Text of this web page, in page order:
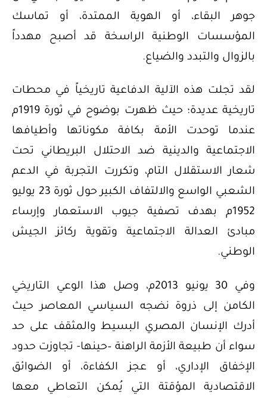
جوهر البقاء، أو الهوية الممتدة، أو تماسك
المؤسسات الوطنية الراسخة قد أصبح مهدداً
بالزوال والتبدد والضياع.
لقد تجلت هذه الآلية الدفاعية تاريخياً في محطات
تاريخية عديدة؛ حيث ظهرت بوضوح في ثورة 1919م
عندما توحدت الأمة بكافة مكوناتها وأطيافها
الاجتماعية والدينية ضد الاحتلال البريطاني تحت
شعار الاستقلال التام، وتكررت التجربة في الدعم
الشعبي الواسع والالتفاف الكبير حول ثورة 23 يوليو
1952م بهدف تصفية جيوب الاستعمار وإرساء
مبادئ العدالة الاجتماعية وتقوية ركائز الجيش
الوطني.
وفي 30 يونيو 2013م، وصل هذا الوعي التاريخي
الكامن إلى ذروة نضجه السياسي المعاصر حيث
أدرك الإنسان المصري البسيط والمثقف على حد
سواء أن طبيعة الأزمة الراهنة –حينها- تجاوزت حدود
الإخفاق الإداري، أو عجز الكفاءة، أو الضوائق
الاقتصادية المؤقتة التي يُمكن التعاطي معها